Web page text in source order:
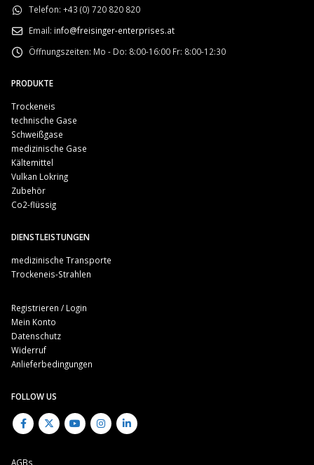
Telefon: +43 (0) 720 820 820
Email: info@freisinger-enterprises.at
Öffnungszeiten: Mo - Do: 8:00-16:00 Fr: 8:00-12:30
PRODUKTE
Trockeneis
technische Gase
Schweißgase
medizinische Gase
Kältemittel
Vulkan Lokring
Zubehör
Co2-flüssig
DIENSTLEISTUNGEN
medizinische Transporte
Trockeneis-Strahlen
Registrieren / Login
Mein Konto
Datenschutz
Widerruf
Anlieferbedingungen
FOLLOW US
AGBs